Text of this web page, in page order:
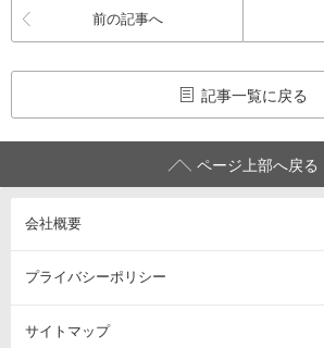
前の記事へ
記事一覧に戻る
ページ上部へ戻る
会社概要
プライバシーポリシー
サイトマップ